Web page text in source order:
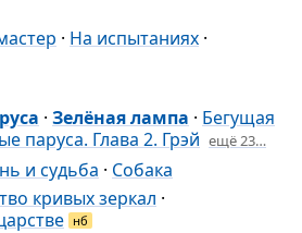
· На испытаниях ·
· Зелёная лампа · Бегущая
паруса. Глава 2. Грэй ещё 23…
и судьба · Собака
кривых зеркал ·
нб